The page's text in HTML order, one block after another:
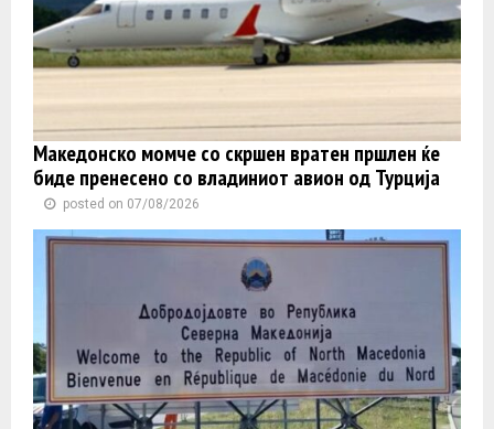
Македонско момче со скршен вратен пршлен ќе
биде пренесено со владиниот авион од Турција
posted on 07/08/2026